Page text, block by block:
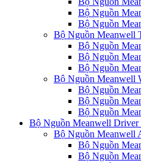
Bộ Nguồn
Bộ Nguồn
Bộ Nguồn Meanwell
Bộ Nguồn
Bộ Nguồn
Bộ Nguồn
Bộ Nguồn Meanwell
Bộ Nguồn
Bộ Nguồn
Bộ Nguồn
Bộ Nguồn Meanwell
Bộ Nguồn Meanwell
Bộ Nguồn
Bộ Nguồn